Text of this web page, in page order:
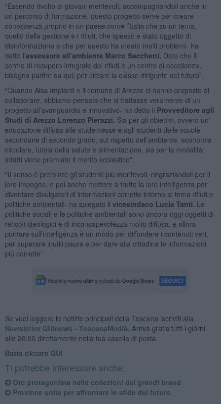
“Essendo rivolto ai giovani meritevoli, accompagnandoli anche in
un percorso di formazione, questo progetto serve per creare
conoscenza proprio in un paese come l’Italia che su un tema,
quello della gestione e i rifiuti, che spesso è stato oggetto di
disinformazione e che per questo ha creato molti problemi- ha
detto l’assessore all’ambiente Marco Sacchetti. Dato che il
centro di recupero integrale dei rifiuti è un centro di eccellenza,
bisogna partire da qui, per creare la classe dirigente del futuro”.
“Quando Aisa Impianti e il comune di Arezzo ci hanno proposto di
collaborare, abbiamo pensato che si trattasse veramente di un
progetto all’avanguardia e innovativo- ha detto il Provveditore agli
Studi di Arezzo Lorenzo Pierazzi. Sia per gli obiettivi, ovvero un'
educazione diffusa alle studentesse e agli studenti delle scuole
secondarie di secondo grado, sul rispetto dell’ambiente, economia
circolare, tutela della salute e alimentazione, sia per la modalità:
Infatti viene premiato il merito scolastico”.
“II senso è premiare gli studenti più meritevoli, ringraziandoli per il
loro impegno, e poi anche mettere a frutto la loro intelligenza per
diventare divulgatori di informazioni corrette intorno al tema rifiuti e
politiche ambientali- ha spiegato il vicesindaco Lucia Tanti. Le
politiche sociali e le politiche ambientali sono ancora oggi oggetti di
reticoli ideologici e di inconsapevolezza molto diffusa, e allora
puntare sull’intelligenza è un modo per diffondere i contenuti veri,
per superare inutili paure e per dare alla cittadina le informazioni
più corrette”.
Se vuoi leggere le notizie principali della Toscana iscriviti alla
Newsletter QUInews - ToscanaMedia. Arriva gratis tutti i giorni
alle 20:00 direttamente nella tua casella di posta.
Basta cliccare QUI
Ti potrebbe interessare anche:
Oro protagonista nelle collezioni dei grandi brand
Province unite per affrontare le sfide del futuro